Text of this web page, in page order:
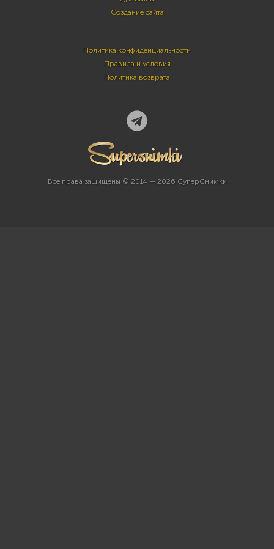
Создание сайта
Политика конфиденциальности
Правила и условия
Политика возврата
Все права защищены © 2014 — 2026 СуперСнимки